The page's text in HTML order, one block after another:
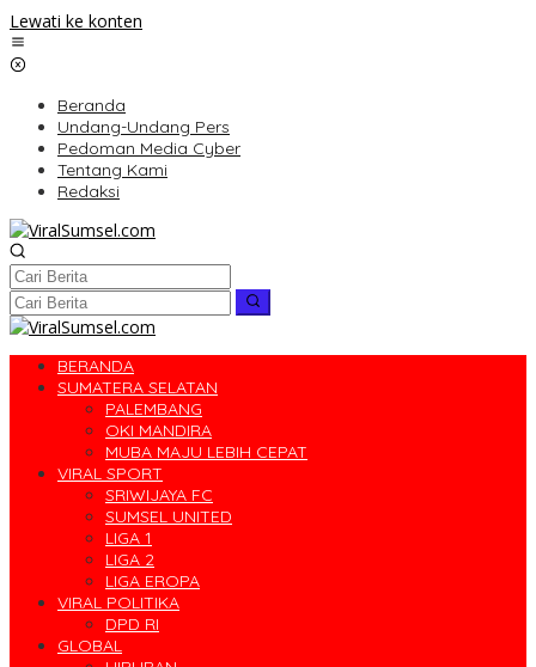
Lewati ke konten
Beranda
Undang-Undang Pers
Pedoman Media Cyber
Tentang Kami
Redaksi
BERANDA
SUMATERA SELATAN
PALEMBANG
OKI MANDIRA
MUBA MAJU LEBIH CEPAT
VIRAL SPORT
SRIWIJAYA FC
SUMSEL UNITED
LIGA 1
LIGA 2
LIGA EROPA
VIRAL POLITIKA
DPD RI
GLOBAL